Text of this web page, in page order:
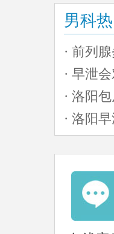
男科
· 前列
· 早泄
· 洛阳
· 洛阳